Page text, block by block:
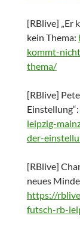
[RBlive] „Er
kein Thema:
kommt-
thema/
[RBlive]
Einstellung“:
leipzig-
der-
[RBlive]
neues
https://
futsch-rb-